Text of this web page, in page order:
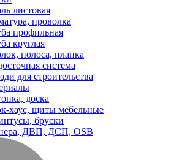
листовая
проволка
профильная
круглая
полоса, планка
система
для строительства
доска
хаус, щиты мебельные
бруски
ДВП, ДСП, OSB